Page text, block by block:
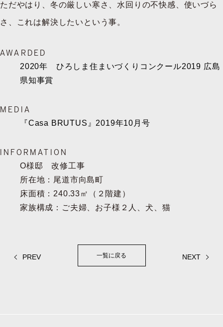
ただやはり、冬の厳しい寒さ、水回りの不快感、使いづら
さ、これは解決したいという事。
AWARDED
2020年 ひろしま住まいづくりコンクール2019 広島
県知事賞
MEDIA
『Casa BRUTUS』2019年10月号
INFORMATION
O様邸 改修工事
所在地：尾道市向島町
床面積：240.33㎡（２階建）
家族構成：ご夫婦、お子様２人、犬、猫
PREV NEXT
一覧に戻る